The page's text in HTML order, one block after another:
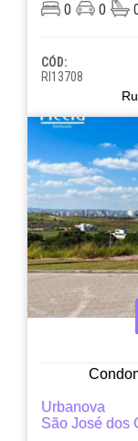
0 0
CÓD:
RI13708
Urbanova
São José dos